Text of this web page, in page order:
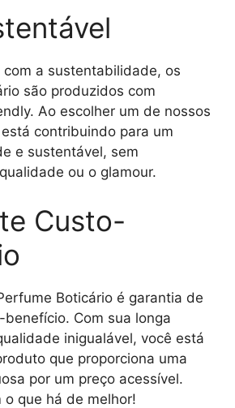
com a sustentabilidade, os
são produzidos com
Ao escolher um de nossos
contribuindo para um
e sustentável, sem
ou o glamour.
Custo-
Boticário é garantia de
Com sua longa
inigualável, você está
que proporciona uma
por um preço acessível.
o que há de melhor!